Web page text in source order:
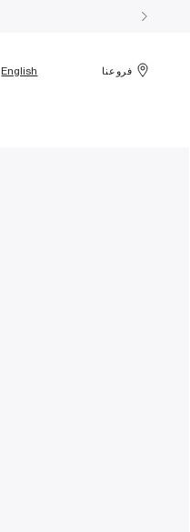
فروعنا English